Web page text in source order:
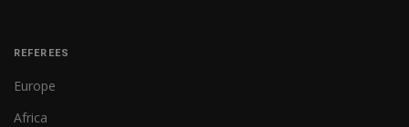
REFEREES
Europe
Africa